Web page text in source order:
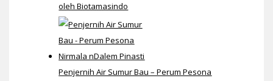
oleh Biotamasindo
Penjernih Air Sumur Bau – Perum Pesona